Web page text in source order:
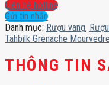
Rose
số
lượng
Liên hệ hotline
Gửi tin nhắn
Danh mục: Rượu vang,
Tahbilk Grenache
THÔNG TIN